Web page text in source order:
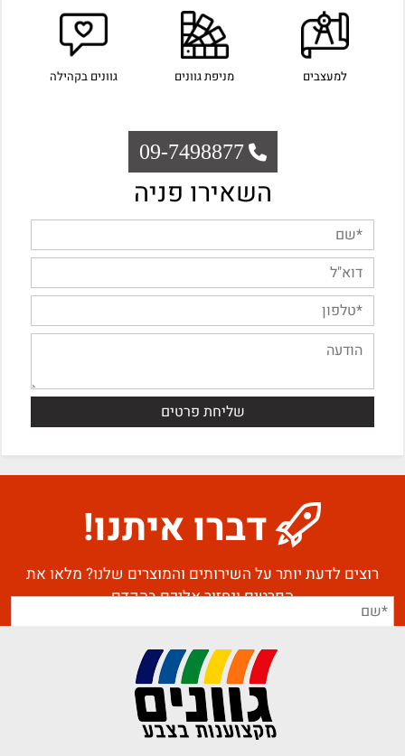
למעצבים מניפת גוונים גוונים בקהילה
09-7498877
השאירו פניה
דברו איתנו!
רוצים לדעת יותר על השירותים והמוצרים שלנו? מלאו את
הפרטים ונחזור אליכם בהקדם